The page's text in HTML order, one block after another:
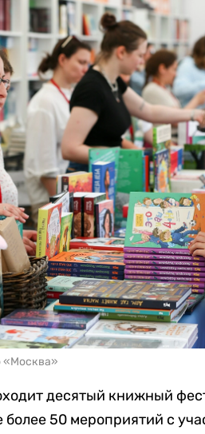
«Москва»
десятый книжный
50 мероприятий с